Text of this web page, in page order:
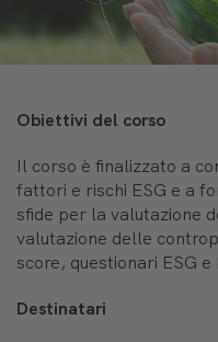
Obiettivi del corso
Il corso è finalizzato a
fattori e rischi ESG e a
sfide per la valutazione
valutazione delle
score, questionari ESG e
Destinatari